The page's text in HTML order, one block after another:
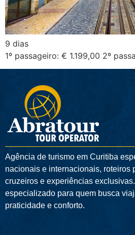
9 dias
1º passageiro: € 1.199,00 2º
Agência de turismo em Curitiba
nacionais e internacionais, roteiros
cruzeiros e experiências
especializado para quem busca
praticidade e conforto.